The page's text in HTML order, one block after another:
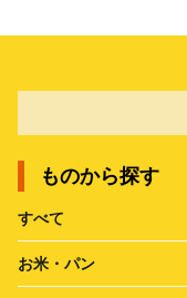
ものから探す
すべて
お米・パン